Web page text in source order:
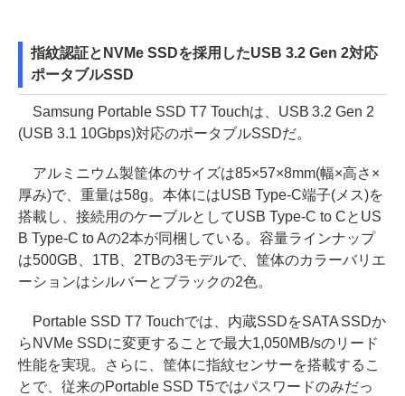
指紋認証とNVMe SSDを採用したUSB 3.2 Gen 2対応
ポータブルSSD
Samsung Portable SSD T7 Touchは、USB 3.2 Gen 2
(USB 3.1 10Gbps)対応のポータブルSSDだ。
アルミニウム製筐体のサイズは85×57×8mm(幅×高さ×
厚み)で、重量は58g。本体にはUSB Type-C端子(メス)を
搭載し、接続用のケーブルとしてUSB Type-C to CとUS
B Type-C to Aの2本が同梱している。容量ラインナップ
は500GB、1TB、2TBの3モデルで、筐体のカラーバリエ
ーションはシルバーとブラックの2色。
Portable SSD T7 Touchでは、内蔵SSDをSATA SSDか
らNVMe SSDに変更することで最大1,050MB/sのリード
性能を実現。さらに、筐体に指紋センサーを搭載するこ
とで、従来のPortable SSD T5ではパスワードのみだっ